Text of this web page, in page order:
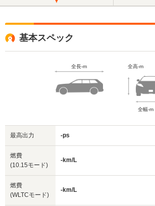
基本スペック
全長-m 全高-m
全幅-m
最高出力 -ps
燃費
(10.15モード)
-km/L
燃費
(WLTCモード)
-km/L